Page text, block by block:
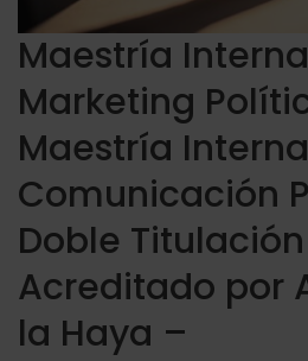
Maestría
Marketing
Maestría
Comunicación
Doble
Acreditado por
la Haya –